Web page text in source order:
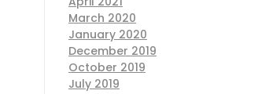
March 2020
January 2020
December 2019
October 2019
July 2019